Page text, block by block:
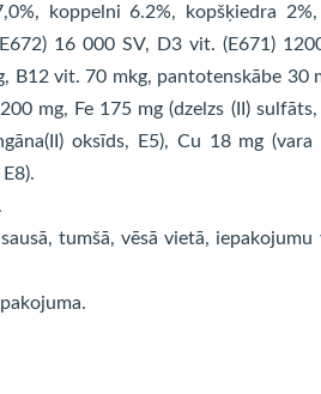
koppelni 6.2%, kopšķiedra
16 000 SV, D3 vit. (E671)
B12 vit. 70 mkg, pantotenskābe 30
mg, Fe 175 mg (dzelzs (II)
oksīds, E5), Cu 18 mg (vara
tumšā, vēsā vietā,